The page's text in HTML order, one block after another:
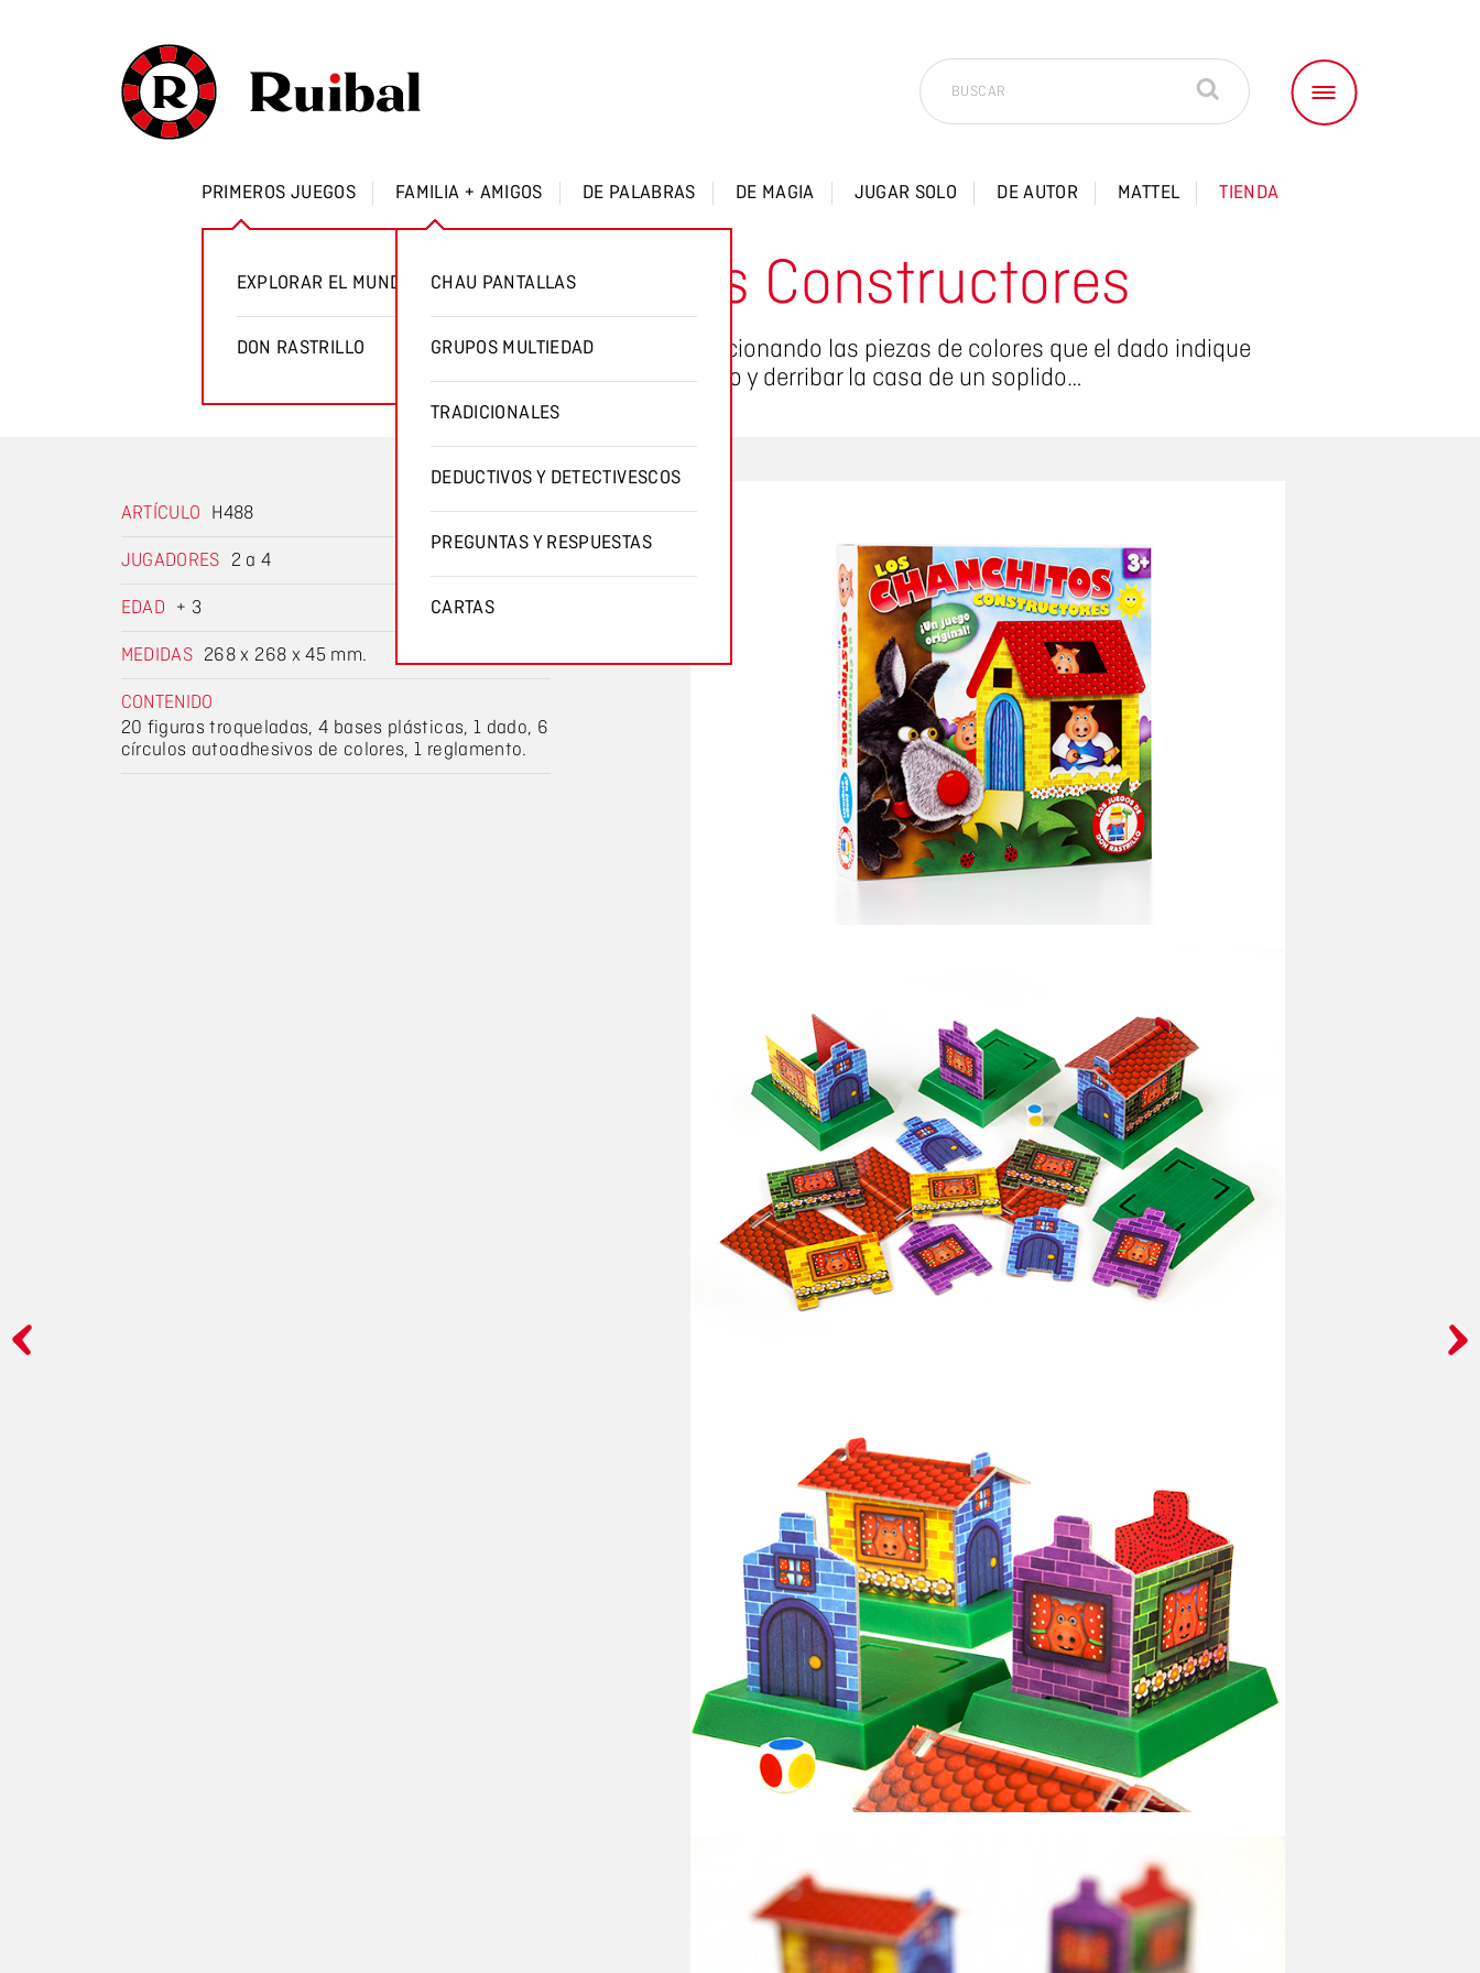
PRIMEROS JUEGOS
EXPLORAR EL MUNDO
DON RASTRILLO
FAMILIA + AMIGOS
CHAU PANTALLAS
GRUPOS MULTIEDAD
TRADICIONALES
DEDUCTIVOS Y DETECTIVESCOS
PREGUNTAS Y RESPUESTAS
CARTAS
DE PALABRAS DE MAGIA JUGAR SOLO DE AUTOR MATTEL TIENDA
Los Chanchitos Constructores
Los jugadores deben construir sus casitas seleccionando las piezas de colores que el dado indique
¡pero cuidado! Puede venir el lobo y derribar la casa de un soplido…
ARTÍCULO H488
JUGADORES 2 a 4
EDAD + 3
MEDIDAS 268 x 268 x 45 mm.
CONTENIDO
20 figuras troqueladas, 4 bases plásticas, 1 dado, 6
círculos autoadhesivos de colores, 1 reglamento.